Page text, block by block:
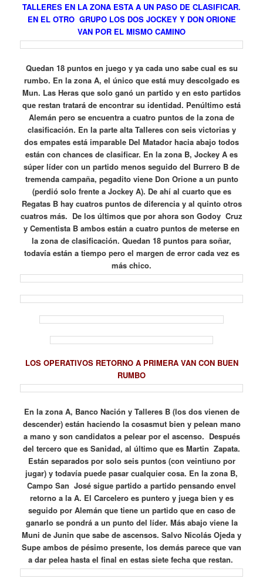
TALLERES EN LA ZONA ESTA A UN PASO DE CLASIFICAR.
EN EL OTRO GRUPO LOS DOS JOCKEY Y DON ORIONE
VAN POR EL MISMO CAMINO
Quedan 18 puntos en juego y ya cada uno sabe cual es su
rumbo. En la zona A, el único que está muy descolgado es
Mun. Las Heras que solo ganó un partido y en esto partidos
que restan tratará de encontrar su identidad. Penúltimo está
Alemán pero se encuentra a cuatro puntos de la zona de
clasificación. En la parte alta Talleres con seis victorias y
dos empates está imparable Del Matador hacia abajo todos
están con chances de clasificar. En la zona B, Jockey A es
súper líder con un partido menos seguido del Burrero B de
tremenda campaña, pegadito viene Don Orione a un punto
(perdió solo frente a Jockey A). De ahí al cuarto que es
Regatas B hay cuatros puntos de diferencia y al quinto otros
cuatros más. De los últimos que por ahora son Godoy Cruz
y Cementista B ambos están a cuatro puntos de meterse en
la zona de clasificación. Quedan 18 puntos para soñar,
todavía están a tiempo pero el margen de error cada vez es
más chico.
LOS OPERATIVOS RETORNO A PRIMERA VAN CON BUEN
RUMBO
En la zona A, Banco Nación y Talleres B (los dos vienen de
descender) están haciendo la cosasmut bien y pelean mano
a mano y son candidatos a pelear por el ascenso. Después
del tercero que es Sanidad, al último que es Martin Zapata.
Están separados por solo seis puntos (con veintiuno por
jugar) y todavía puede pasar cualquier cosa. En la zona B,
Campo San José sigue partido a partido pensando envel
retorno a la A. El Carcelero es puntero y juega bien y es
seguido por Alemán que tiene un partido que en caso de
ganarlo se pondrá a un punto del líder. Más abajo viene la
Muni de Junin que sabe de ascensos. Salvo Nicolás Ojeda y
Supe ambos de pésimo presente, los demás parece que van
a dar pelea hasta el final en estas siete fecha que restan.